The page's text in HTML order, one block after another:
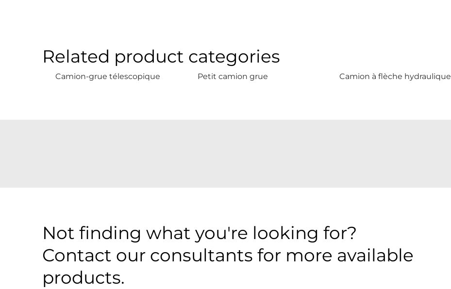
Related product categories
Camion-grue télescopique Petit camion grue Camion à flèche hydraulique
Not finding what you're looking for?
Contact our consultants for more available
products.